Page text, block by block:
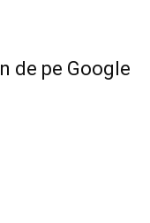
de pe Google